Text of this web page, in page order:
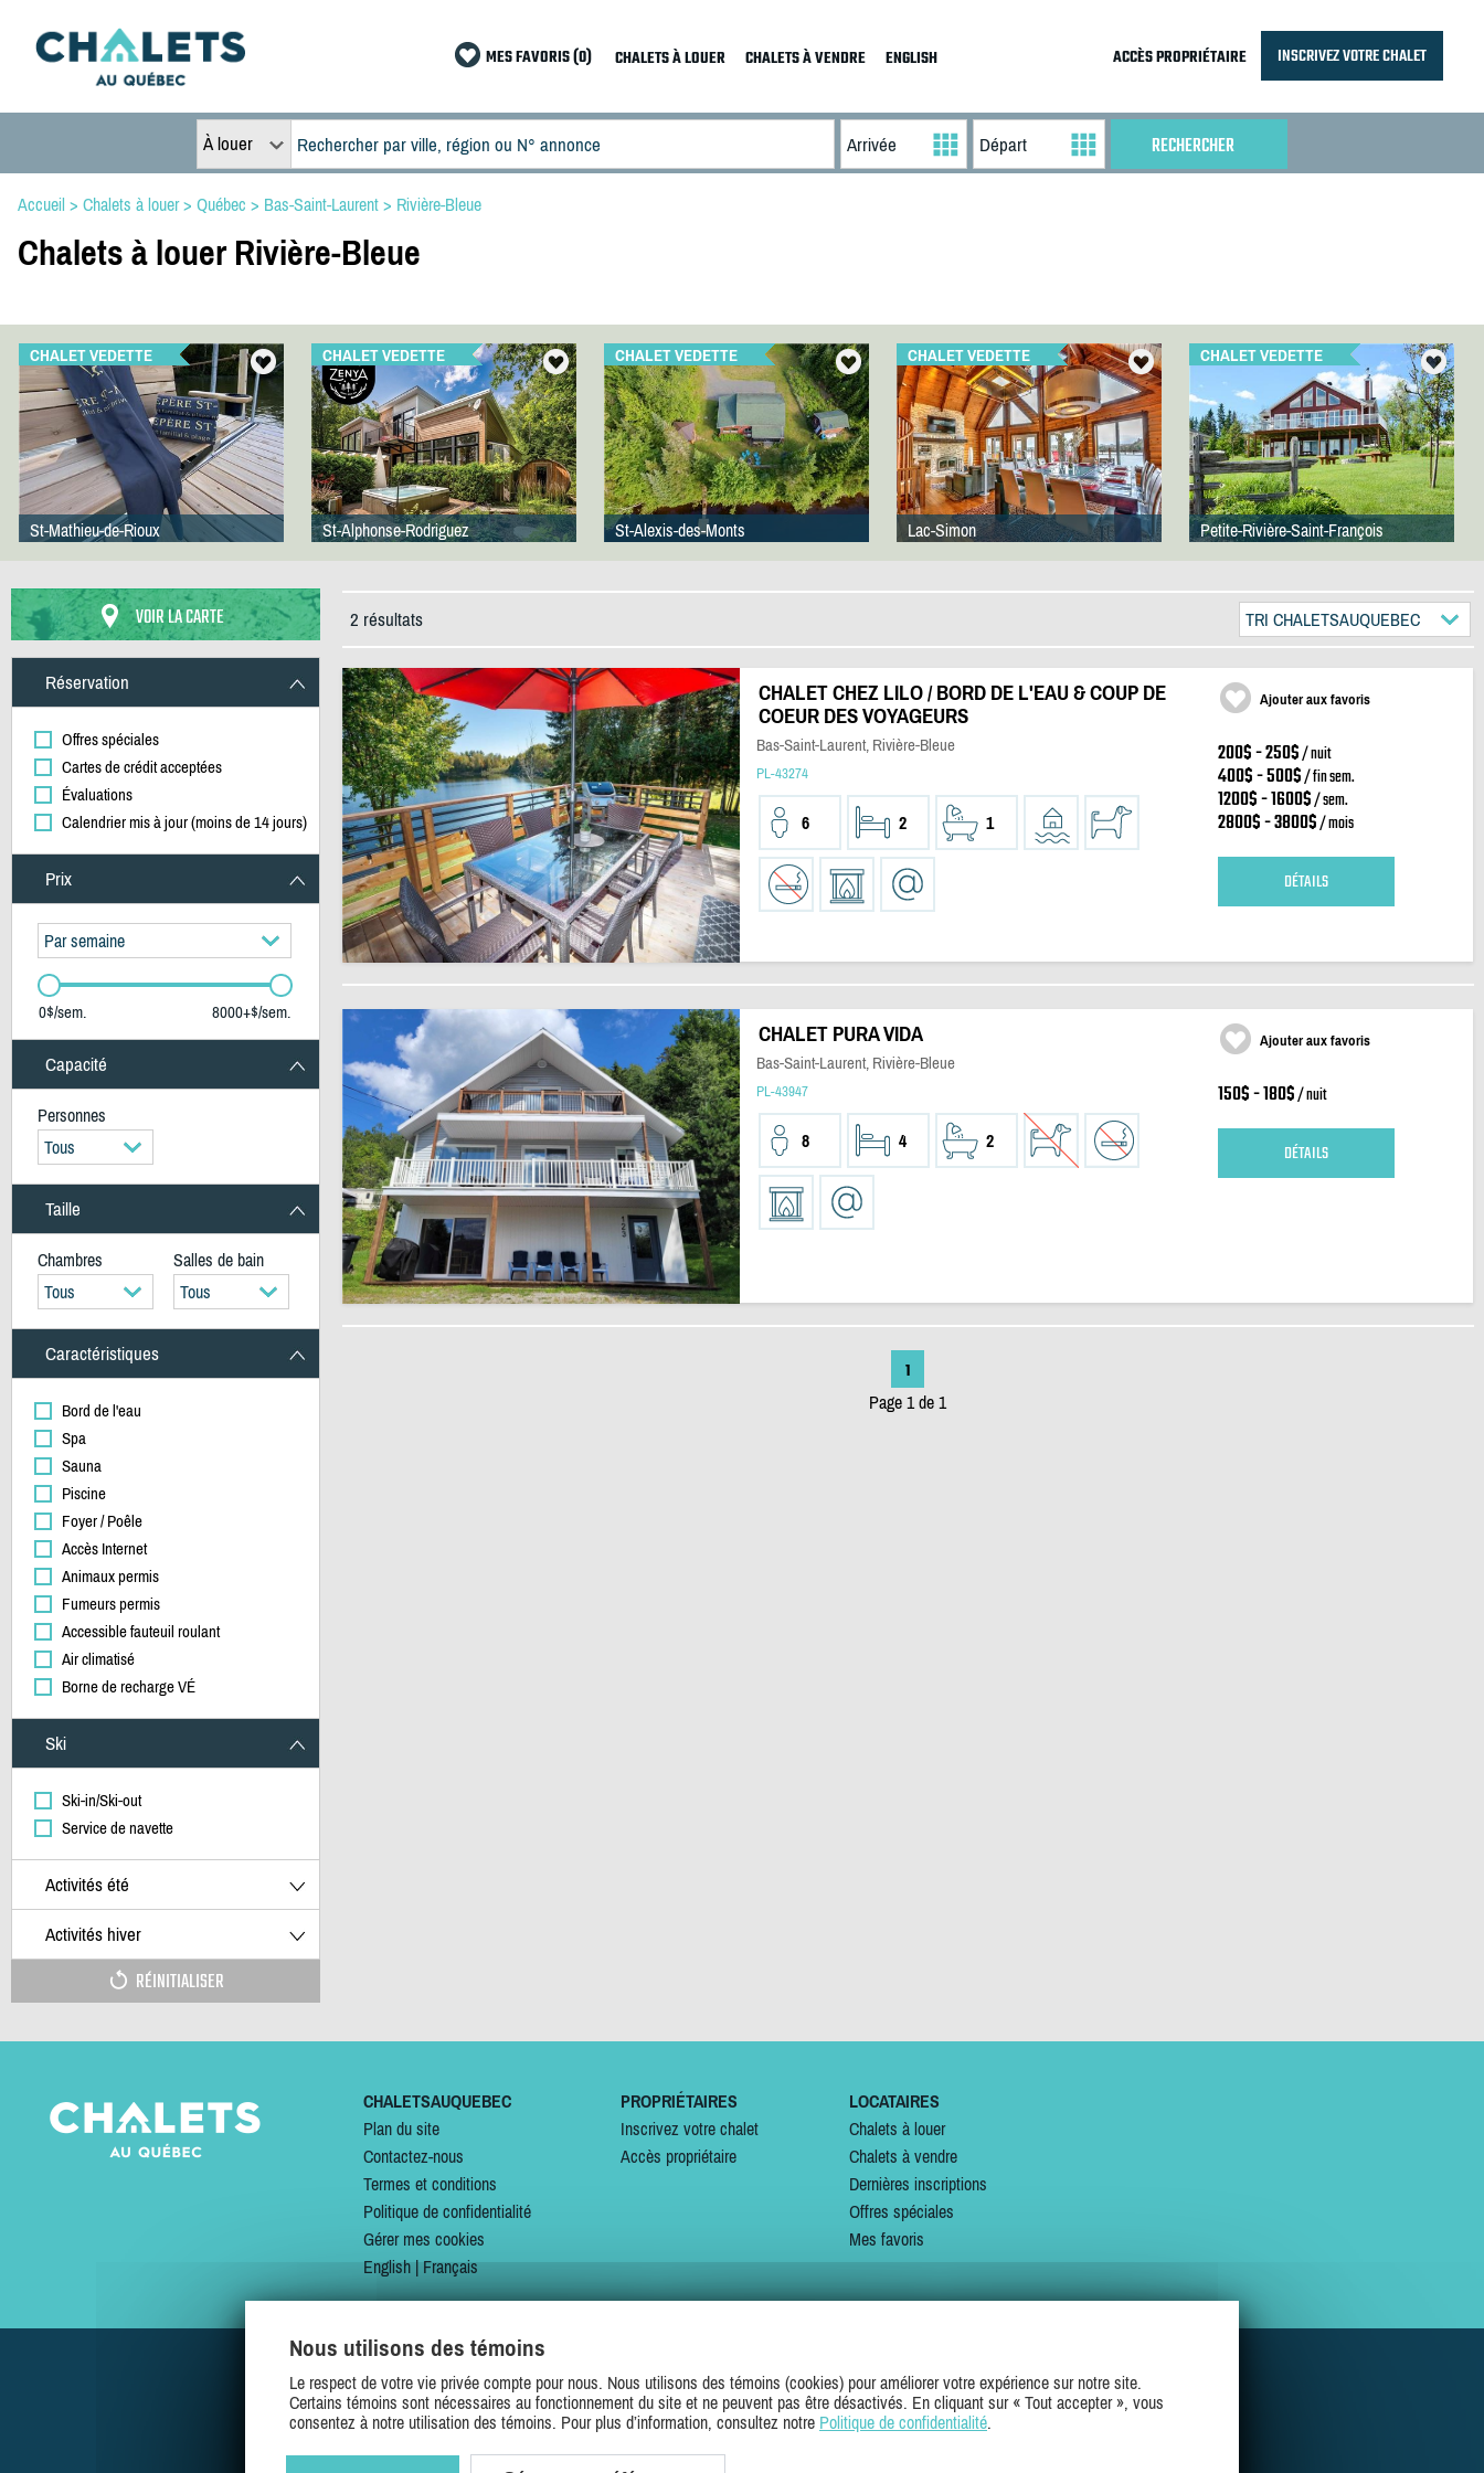
MES FAVORIS (0) CHALETS À LOUER CHALETS À VENDRE ENGLISH ACCÈS PROPRIÉTAIRE INSCRIVEZ VOTRE CHALET
À louer
Accueil > Chalets à louer> Québec > Bas-Saint-Laurent> Rivière-Bleue
Chalets à louer Rivière-Bleue
CHALET VEDETTE
St-Mathieu-de-Rioux
CHALET VEDETTE
St-Alphonse-Rodriguez
CHALET VEDETTE
St-Alexis-des-Monts
CHALET VEDETTE
Lac-Simon
CHALET VEDETTE
Petite-Rivière-Saint-François
VOIR LA CARTE
Réservation
Offres spéciales
Cartes de crédit acceptées
Évaluations
Calendrier mis à jour (moins de 14 jours)
Prix
Par semaine
0$/sem. 8000+$/sem.
Capacité
Personnes
Tous
Taille
Chambres
Salles de bain
Tous
Tous
Caractéristiques
Bord de l'eau
Spa
Sauna
Piscine
Foyer / Poêle
Accès Internet
Animaux permis
Fumeurs permis
Accessible fauteuil roulant
Air climatisé
Borne de recharge VÉ
Ski
Ski-in/Ski-out
Service de navette
Activités été
Activités hiver
RÉINITIALISER
2 résultats TRI CHALETSAUQUEBEC
CHALET CHEZ LILO / BORD DE L'EAU & COUP DE
COEUR DES VOYAGEURS
Bas-Saint-Laurent, Rivière-Bleue
PL-43274
6 2 1
Ajouter aux favoris
200$ - 250$/ nuit
400$ - 500$/ fin sem.
1200$ - 1600$/ sem.
2800$ - 3800$/ mois
DÉTAILS
CHALET PURA VIDA
Bas-Saint-Laurent, Rivière-Bleue
PL-43947
8 4 2
Ajouter aux favoris
150$ - 180$/ nuit
DÉTAILS
1
Page 1 de 1
CHALETSAUQUEBEC
Plan du site
Contactez-nous
Termes et conditions
Politique de confidentialité
Gérer mes cookies
English|Français
PROPRIÉTAIRES
Inscrivez votre chalet
Accès propriétaire
LOCATAIRES
Chalets à louer
Chalets à vendre
Dernières inscriptions
Offres spéciales
Mes favoris
SUIVEZ-NOUS SUR
Nous utilisons des témoins
Le respect de votre vie privée compte pour nous. Nous utilisons des témoins (cookies) pour améliorer votre expérience sur notre site.
Certains témoins sont nécessaires au fonctionnement du site et ne peuvent pas être désactivés. En cliquant sur « Tout accepter », vous
consentez à notre utilisation des témoins. Pour plus d’information, consultez notre Politique de confidentialité.